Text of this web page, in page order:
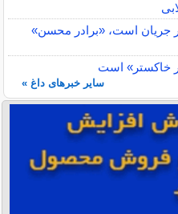
جریان است، «برادر محسن»
سایر خبرهای داغ »